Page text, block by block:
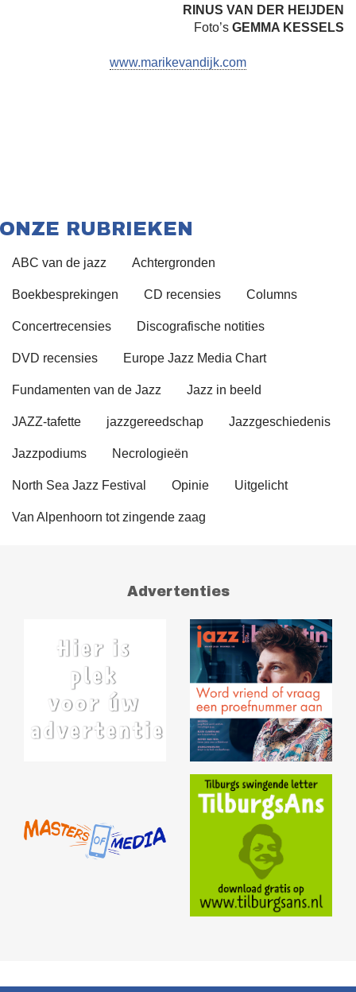
RINUS VAN DER HEIJDEN
Foto’s GEMMA KESSELS
www.marikevandijk.com
ONZE RUBRIEKEN
ABC van de jazz Achtergronden
Boekbesprekingen CD recensies Columns
Concertrecensies Discografische notities
DVD recensies Europe Jazz Media Chart
Fundamenten van de Jazz Jazz in beeld
JAZZ-tafette jazzgereedschap Jazzgeschiedenis
Jazzpodiums Necrologieën
North Sea Jazz Festival Opinie Uitgelicht
Van Alpenhoorn tot zingende zaag
Advertenties